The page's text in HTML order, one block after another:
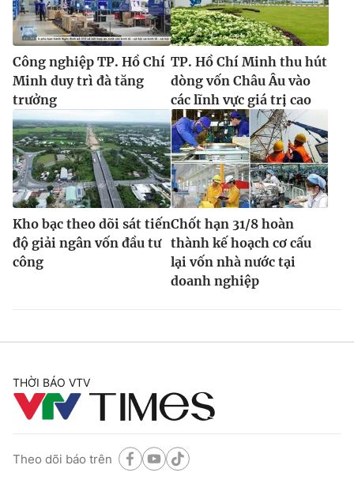
Công nghiệp TP. Hồ Chí
Minh duy trì đà tăng
trưởng
TP. Hồ Chí Minh thu hút
dòng vốn Châu Âu vào
các lĩnh vực giá trị cao
Kho bạc theo dõi sát tiến
độ giải ngân vốn đầu tư
công
Chốt hạn 31/8 hoàn
thành kế hoạch cơ cấu
lại vốn nhà nước tại
doanh nghiệp
THỜI BÁO VTV
Theo dõi báo trên